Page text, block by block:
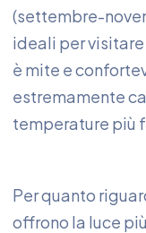
(settembre-
ideali per
è mite e
estremamente
temperature più
Per quanto
offrono la luce